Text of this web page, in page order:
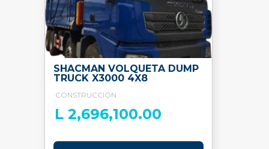
SHACMAN VOLQUETA DUMP
TRUCK X3000 4X8
CONSTRUCCIÓN
L 2,696,100.00